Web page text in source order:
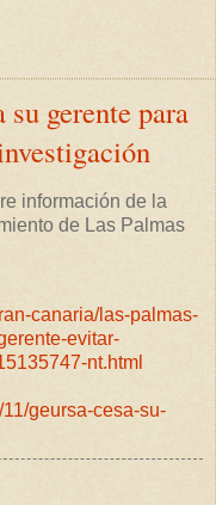
gerente para
información de la
de Las Palmas
canaria/las-palmas-
evitar-
nt.html
geursa-cesa-su-